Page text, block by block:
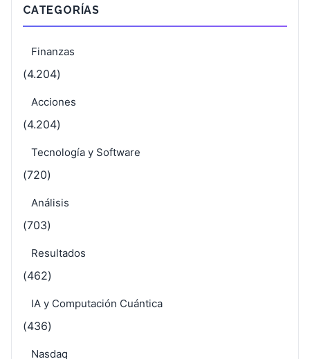
CATEGORÍAS
Finanzas
(4.204)
Acciones
(4.204)
Tecnología y Software
(720)
Análisis
(703)
Resultados
(462)
IA y Computación Cuántica
(436)
Nasdaq